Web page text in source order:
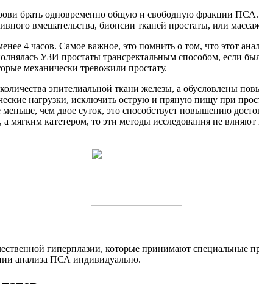
брать одновременно общую и свободную фракции ПСА.
вмешательства, биопсии тканей простаты, или
4 часов. Самое важное, это помнить о том, что этот
УЗИ простаты трансректальным способом, если
механически тревожили простату.
эпителиальной ткани железы, а обусловлены
нагрузки, исключить острую и пряную пищу при
чем двое суток, это способствует повышению
мягким катетером, то эти методы исследования не
гиперплазии, которые принимают
анализа ПСА индивидуально.